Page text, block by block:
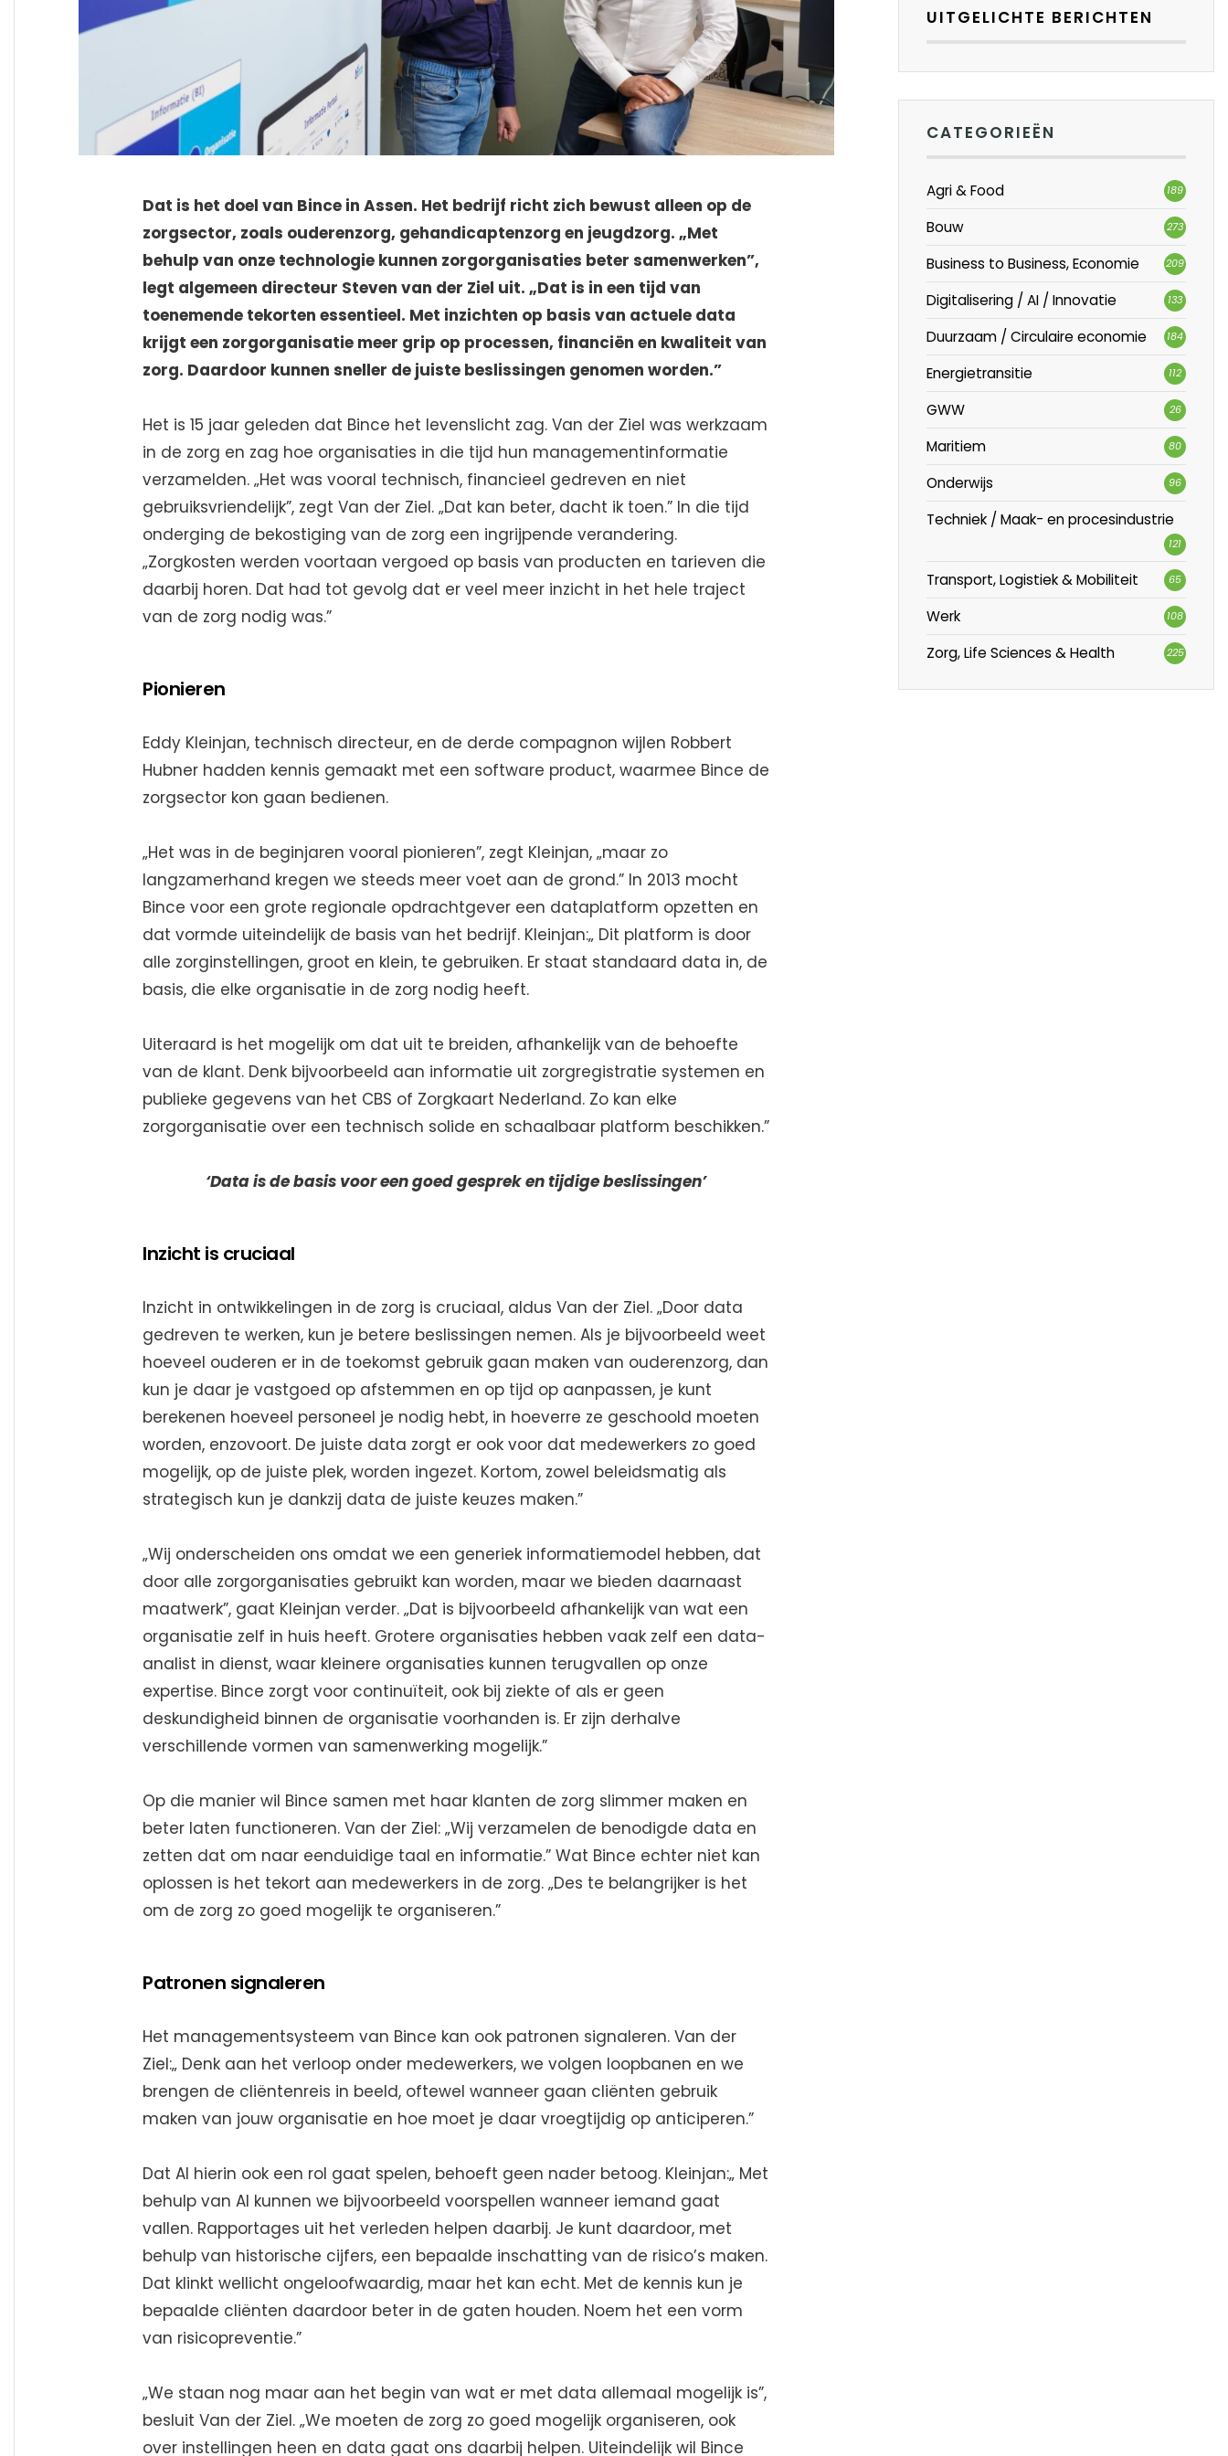
Dat is het doel van Bince in Assen. Het bedrijf richt zich bewust alleen op de
zorgsector, zoals ouderenzorg, gehandicaptenzorg en jeugdzorg. „Met
behulp van onze technologie kunnen zorgorganisaties beter samenwerken”,
legt algemeen directeur Steven van der Ziel uit. „Dat is in een tijd van
toenemende tekorten essentieel. Met inzichten op basis van actuele data
krijgt een zorgorganisatie meer grip op processen, financiën en kwaliteit van
zorg. Daardoor kunnen sneller de juiste beslissingen genomen worden.”
Het is 15 jaar geleden dat Bince het levenslicht zag. Van der Ziel was werkzaam
in de zorg en zag hoe organisaties in die tijd hun managementinformatie
verzamelden. „Het was vooral technisch, financieel gedreven en niet
gebruiksvriendelijk”, zegt Van der Ziel. „Dat kan beter, dacht ik toen.” In die tijd
onderging de bekostiging van de zorg een ingrijpende verandering.
„Zorgkosten werden voortaan vergoed op basis van producten en tarieven die
daarbij horen. Dat had tot gevolg dat er veel meer inzicht in het hele traject
van de zorg nodig was.”
Pionieren
Eddy Kleinjan, technisch directeur, en de derde compagnon wijlen Robbert
Hubner hadden kennis gemaakt met een software product, waarmee Bince de
zorgsector kon gaan bedienen.
„Het was in de beginjaren vooral pionieren”, zegt Kleinjan, „maar zo
langzamerhand kregen we steeds meer voet aan de grond.” In 2013 mocht
Bince voor een grote regionale opdrachtgever een dataplatform opzetten en
dat vormde uiteindelijk de basis van het bedrijf. Kleinjan:„ Dit platform is door
alle zorginstellingen, groot en klein, te gebruiken. Er staat standaard data in, de
basis, die elke organisatie in de zorg nodig heeft.
Uiteraard is het mogelijk om dat uit te breiden, afhankelijk van de behoefte
van de klant. Denk bijvoorbeeld aan informatie uit zorgregistratie systemen en
publieke gegevens van het CBS of Zorgkaart Nederland. Zo kan elke
zorgorganisatie over een technisch solide en schaalbaar platform beschikken.”
‘Data is de basis voor een goed gesprek en tijdige beslissingen’
Inzicht is cruciaal
Inzicht in ontwikkelingen in de zorg is cruciaal, aldus Van der Ziel. „Door data
gedreven te werken, kun je betere beslissingen nemen. Als je bijvoorbeeld weet
hoeveel ouderen er in de toekomst gebruik gaan maken van ouderenzorg, dan
kun je daar je vastgoed op afstemmen en op tijd op aanpassen, je kunt
berekenen hoeveel personeel je nodig hebt, in hoeverre ze geschoold moeten
worden, enzovoort. De juiste data zorgt er ook voor dat medewerkers zo goed
mogelijk, op de juiste plek, worden ingezet. Kortom, zowel beleidsmatig als
strategisch kun je dankzij data de juiste keuzes maken.”
„Wij onderscheiden ons omdat we een generiek informatiemodel hebben, dat
door alle zorgorganisaties gebruikt kan worden, maar we bieden daarnaast
maatwerk”, gaat Kleinjan verder. „Dat is bijvoorbeeld afhankelijk van wat een
organisatie zelf in huis heeft. Grotere organisaties hebben vaak zelf een data-
analist in dienst, waar kleinere organisaties kunnen terugvallen op onze
expertise. Bince zorgt voor continuïteit, ook bij ziekte of als er geen
deskundigheid binnen de organisatie voorhanden is. Er zijn derhalve
verschillende vormen van samenwerking mogelijk.”
Op die manier wil Bince samen met haar klanten de zorg slimmer maken en
beter laten functioneren. Van der Ziel: „Wij verzamelen de benodigde data en
zetten dat om naar eenduidige taal en informatie.” Wat Bince echter niet kan
oplossen is het tekort aan medewerkers in de zorg. „Des te belangrijker is het
om de zorg zo goed mogelijk te organiseren.”
Patronen signaleren
Het managementsysteem van Bince kan ook patronen signaleren. Van der
Ziel:„ Denk aan het verloop onder medewerkers, we volgen loopbanen en we
brengen de cliëntenreis in beeld, oftewel wanneer gaan cliënten gebruik
maken van jouw organisatie en hoe moet je daar vroegtijdig op anticiperen.”
Dat AI hierin ook een rol gaat spelen, behoeft geen nader betoog. Kleinjan:„ Met
behulp van AI kunnen we bijvoorbeeld voorspellen wanneer iemand gaat
vallen. Rapportages uit het verleden helpen daarbij. Je kunt daardoor, met
behulp van historische cijfers, een bepaalde inschatting van de risico’s maken.
Dat klinkt wellicht ongeloofwaardig, maar het kan echt. Met de kennis kun je
bepaalde cliënten daardoor beter in de gaten houden. Noem het een vorm
van risicopreventie.”
„We staan nog maar aan het begin van wat er met data allemaal mogelijk is”,
besluit Van der Ziel. „We moeten de zorg zo goed mogelijk organiseren, ook
over instellingen heen en data gaat ons daarbij helpen. Uiteindelijk wil Bince
UITGELICHTE BERICHTEN
CATEGORIEËN
Agri & Food 189
Bouw 273
Business to Business, Economie 209
Digitalisering / AI / Innovatie 133
Duurzaam / Circulaire economie 184
Energietransitie 112
GWW 26
Maritiem 80
Onderwijs 96
Techniek / Maak- en procesindustrie
121
Transport, Logistiek & Mobiliteit 65
Werk 108
Zorg, Life Sciences & Health 225